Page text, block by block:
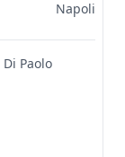
Napoli
Di Paolo